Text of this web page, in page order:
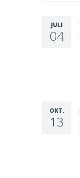
JULI
04
OKT.
13